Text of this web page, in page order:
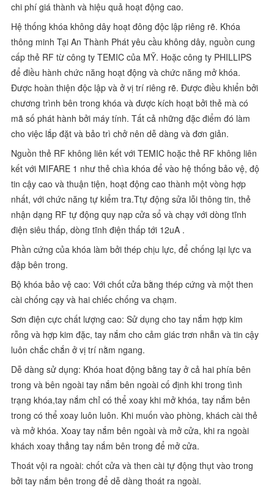
chi phí giá thành và hiệu quả hoạt động cao.
Hệ thống khóa không dây hoạt đông độc lập riêng rẽ. Khóa
thông minh Tại An Thành Phát yêu cầu không dây, nguồn cung
cấp thẻ RF từ công ty TEMIC của MỸ. Hoặc công ty PHILLIPS
để điều hành chức năng hoạt động và chức năng mở khóa.
Được hoàn thiện độc lập và ở vị trí riêng rẽ. Được điều khiển bởi
chương trình bên trong khóa và được kích hoạt bởi thẻ mà có
mã số phát hành bởi máy tính. Tất cả những đặc điểm đó làm
cho việc lắp đặt và bảo trì chở nên dễ dàng và đơn giản.
Nguồn thẻ RF không liên kết với TEMIC hoặc thẻ RF không liên
kết với MIFARE 1 như thẻ chìa khóa để vào hệ thống bảo vệ, độ
tin cậy cao và thuận tiện, hoạt động cao thành một vòng hợp
nhất, với chức năng tự kiểm tra.Ttự động sửa lỗi thông tin, thẻ
nhận dạng RF tự động quy nạp cửa sổ và chạy với dòng tĩnh
điện siêu thấp, dòng tĩnh điện thấp tới 12uA .
Phần cứng của khóa làm bởi thép chịu lực, để chống lại lực va
đập bên trong.
Bộ khóa bảo vệ cao: Với chốt cửa bằng thép cứng và một then
cài chống cạy và hai chiếc chống va chạm.
Sơn điện cực chất lượng cao: Sử dụng cho tay nắm hợp kim
rỗng và hợp kim đặc, tay nắm cho cảm giác trơn nhẵn và tin cậy
luôn chắc chắn ở vị trí nằm ngang.
Dễ dàng sử dụng: Khóa hoat động bằng tay ở cả hai phía bên
trong và bên ngoài tay nắm bên ngoài cố định khi trong tình
trạng khóa,tay nắm chỉ có thể xoay khi mở khóa, tay nắm bên
trong có thể xoay luôn luôn. Khi muốn vào phòng, khách cài thẻ
và mở khóa. Xoay tay nắm bên ngoài và mở cửa, khi ra ngoài
khách xoay thẳng tay nắm bên trong để mở cửa.
Thoát vội ra ngoài: chốt cửa và then cài tự động thụt vào trong
bởi tay nắm bên trong để dễ dàng thoát ra ngoài.